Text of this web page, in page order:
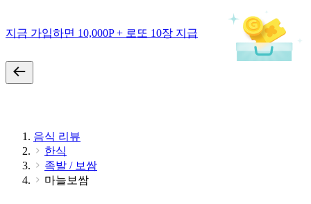
지금 가입하면 10,000P + 로또 10장 지급
음식 리뷰
한식
족발 / 보쌈
마늘보쌈